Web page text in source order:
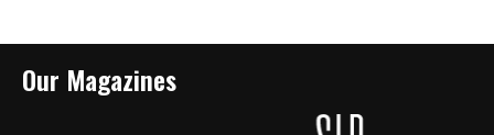
Our Magazines